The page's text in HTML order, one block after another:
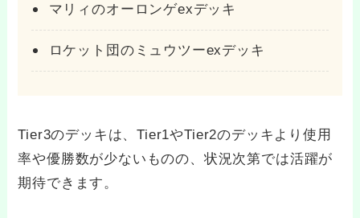
マリィのオーロンゲexデッキ
ロケット団のミュウツーexデッキ
Tier3のデッキは、Tier1やTier2のデッキより使用
率や優勝数が少ないものの、状況次第では活躍が
期待できます。